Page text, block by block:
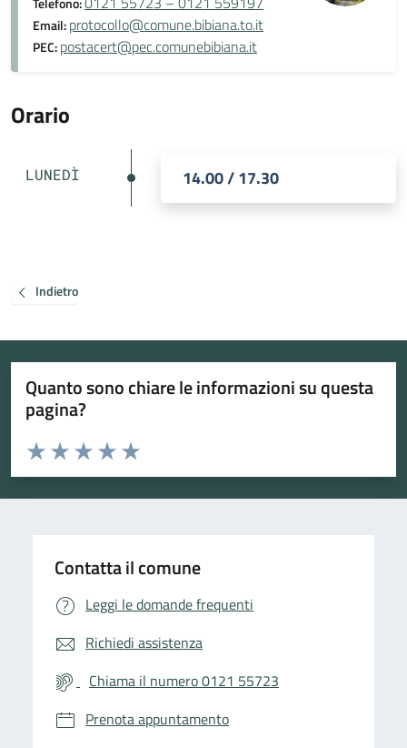
Email:protocollo@comune.bibiana.to.it
PEC:postacert@pec.comunebibiana.it
Orario
LUNEDÌ 14.00 / 17.30
Indietro
Quanto sono chiare le informazioni su questa
pagina?
Valuta da 1 a 5 stelle la pagina
Valuta 5 stelle su 5
Valuta 4 stelle su 5
Valuta 3 stelle su 5
Valuta 2 stelle su 5
Valuta 1 stelle su 5
Contatta il comune
Leggi le domande frequenti
Richiedi assistenza
Chiama il numero 0121 55723
Prenota appuntamento